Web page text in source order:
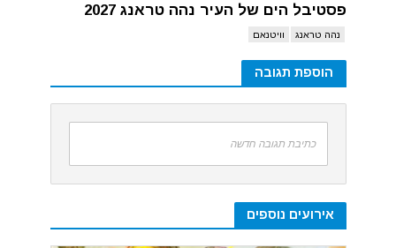
פסטיבל הים של העיר נהה טראנג 2027
נהה טראנג וויטנאם
הוספת תגובה
כתיבת תגובה חדשה
אירועים נוספים